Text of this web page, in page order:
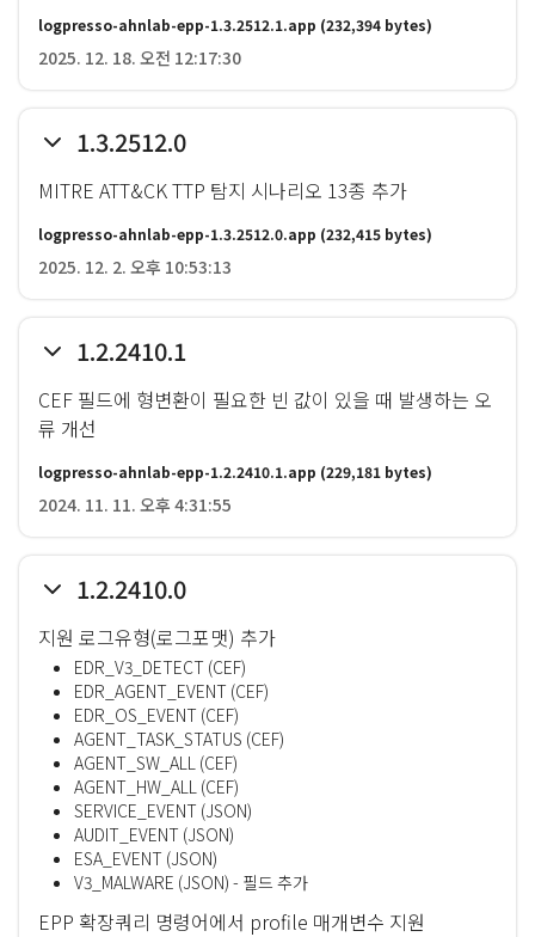
logpresso-ahnlab-epp-1.3.2512.1.app (232,394 bytes)
2025. 12. 18. 오전 12:17:30
1.3.2512.0
MITRE ATT&CK TTP 탐지 시나리오 13종 추가
logpresso-ahnlab-epp-1.3.2512.0.app (232,415 bytes)
2025. 12. 2. 오후 10:53:13
1.2.2410.1
CEF 필드에 형변환이 필요한 빈 값이 있을 때 발생하는 오
류 개선
logpresso-ahnlab-epp-1.2.2410.1.app (229,181 bytes)
2024. 11. 11. 오후 4:31:55
1.2.2410.0
지원 로그유형(로그포맷) 추가
EDR_V3_DETECT (CEF)
EDR_AGENT_EVENT (CEF)
EDR_OS_EVENT (CEF)
AGENT_TASK_STATUS (CEF)
AGENT_SW_ALL (CEF)
AGENT_HW_ALL (CEF)
SERVICE_EVENT (JSON)
AUDIT_EVENT (JSON)
ESA_EVENT (JSON)
V3_MALWARE (JSON) - 필드 추가
EPP 확장쿼리 명령어에서 profile 매개변수 지원